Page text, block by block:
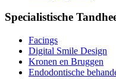
Specialistische
Facings
Digital Smile Design
Kronen en Bruggen
Endodontische